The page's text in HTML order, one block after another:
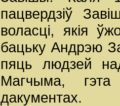
пацвердзіў
воласці, якія
бацьку Андрэю
пяць людзей
Магчыма,
дакументах.